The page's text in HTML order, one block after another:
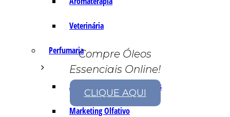
Veterinária
Perfumaria
As Notas e Famílias Olfativas
Marketing Olfativo
Compre Óleos
Essenciais Online!
CLIQUE AQUI